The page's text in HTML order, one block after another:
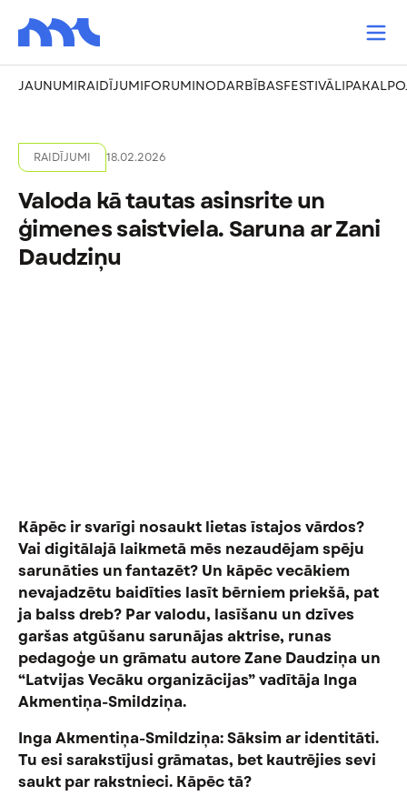
JAUNUMIRAIDĪJUMIFORUMINODARBĪBASFESTIVĀLI
RAIDĪJUMI 18.02.2026
Valoda kā tautas asinsrite un
ģimenes saistviela. Saruna ar Zani
Daudziņu
Kāpēc ir svarīgi nosaukt lietas īstajos vārdos?
Vai digitālajā laikmetā mēs nezaudējam spēju
sarunāties un fantazēt? Un kāpēc vecākiem
nevajadzētu baidīties lasīt bērniem priekšā, pat
ja balss dreb? Par valodu, lasīšanu un dzīves
garšas atgūšanu sarunājas aktrise, runas
pedagoģe un grāmatu autore Zane Daudziņa un
“Latvijas Vecāku organizācijas” vadītāja Inga
Akmentiņa-Smildziņa.
Inga Akmentiņa-Smildziņa: Sāksim ar identitāti.
Tu esi sarakstījusi grāmatas, bet kautrējies sevi
saukt par rakstnieci. Kāpēc tā?